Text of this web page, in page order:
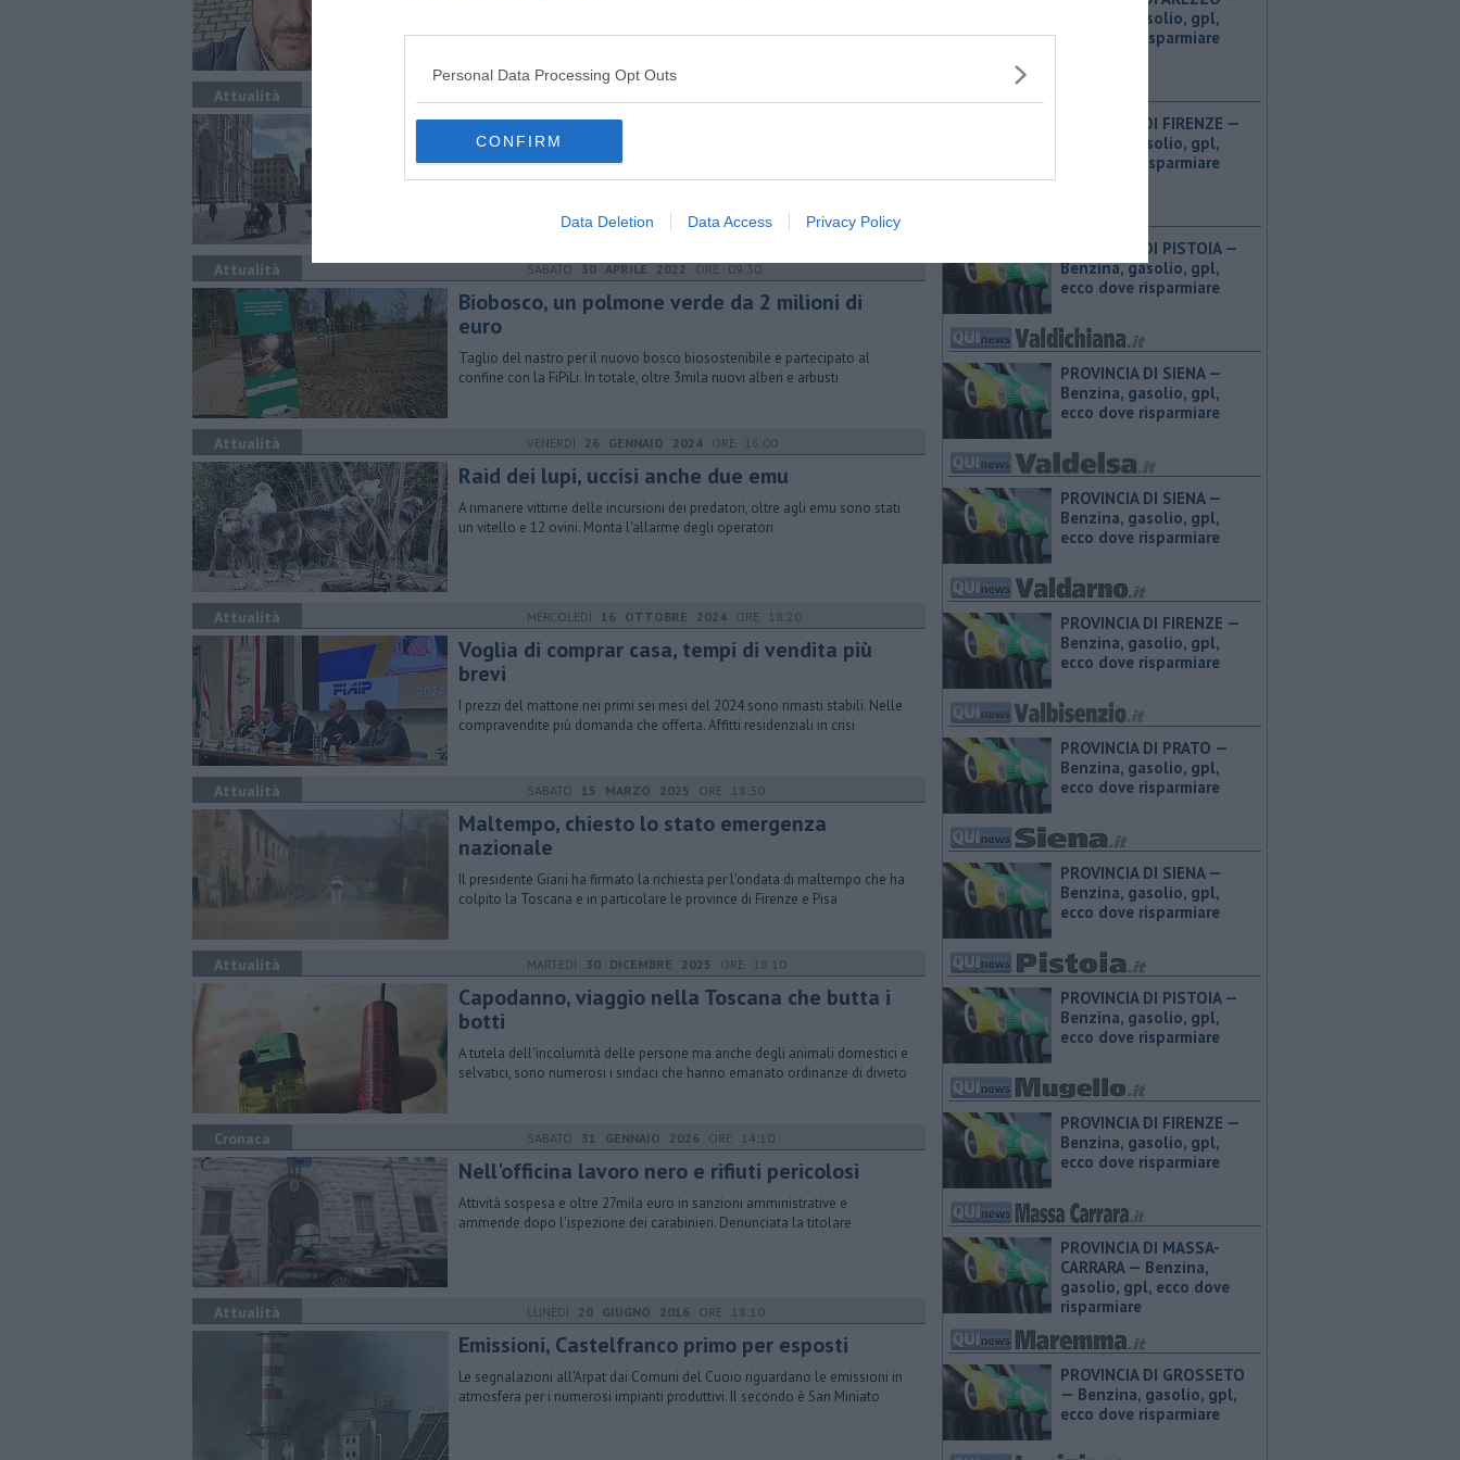
Personal Data Processing Opt Outs
CONFIRM
Data Deletion Data Access Privacy Policy
Attualità
Zone rosse, cinque giorni poi tutti in arancione
Il presidente della Regione Giani ha firmato le ordinanze che decretano la
zona rossa di Prato, Firenze e altri 9 Comuni fino alle 14 del 17 Aprile
Attualità SABATO 30 APRILE 2022 ORE 09:30
Biobosco, un polmone verde da 2 milioni di
euro
Taglio del nastro per il nuovo bosco biosostenibile e partecipato al
confine con la FiPiLi. In totale, oltre 3mila nuovi alberi e arbusti
Attualità VENERDÌ 26 GENNAIO 2024ORE 16:00
Raid dei lupi, uccisi anche due emu
A rimanere vittime delle incursioni dei predatori, oltre agli emu sono stati
un vitello e 12 ovini. Monta l'allarme degli operatori
Attualità MERCOLEDÌ 16 OTTOBRE 2024ORE 18:20
Voglia di comprar casa, tempi di vendita più
brevi
I prezzi del mattone nei primi sei mesi del 2024 sono rimasti stabili. Nelle
compravendite più domanda che offerta. Affitti residenziali in crisi
Attualità SABATO 15 MARZO 2025 ORE 18:30
Maltempo, chiesto lo stato emergenza
nazionale
Il presidente Giani ha firmato la richiesta per l'ondata di maltempo che ha
colpito la Toscana e in particolare le province di Firenze e Pisa
Attualità MARTEDÌ 30 DICEMBRE 2025 ORE 18:10
Capodanno, viaggio nella Toscana che butta i
botti
A tutela dell'incolumità delle persone ma anche degli animali domestici e
selvatici, sono numerosi i sindaci che hanno emanato ordinanze di divieto
Cronaca SABATO 31 GENNAIO 2026 ORE 14:10
Nell'officina lavoro nero e rifiuti pericolosi
Attività sospesa e oltre 27mila euro in sanzioni amministrative e
ammende dopo l'ispezione dei carabinieri. Denunciata la titolare
Attualità LUNEDÌ 20 GIUGNO 2016 ORE 18:10
Emissioni, Castelfranco primo per esposti
Le segnalazioni all'Arpat dai Comuni del Cuoio riguardano le emissioni in
atmosfera per i numerosi impianti produttivi. Il secondo è San Miniato
Benzina, gasolio, gpl,
ecco dove risparmiare
PROVINCIA DI FIRENZE — ​
Benzina, gasolio, gpl,
ecco dove risparmiare
PROVINCIA DI PISTOIA — ​
Benzina, gasolio, gpl,
ecco dove risparmiare
PROVINCIA DI SIENA — ​
Benzina, gasolio, gpl,
ecco dove risparmiare
PROVINCIA DI SIENA — ​
Benzina, gasolio, gpl,
ecco dove risparmiare
PROVINCIA DI FIRENZE — ​
Benzina, gasolio, gpl,
ecco dove risparmiare
PROVINCIA DI PRATO — ​
Benzina, gasolio, gpl,
ecco dove risparmiare
PROVINCIA DI SIENA — ​
Benzina, gasolio, gpl,
ecco dove risparmiare
PROVINCIA DI PISTOIA — ​
Benzina, gasolio, gpl,
ecco dove risparmiare
PROVINCIA DI FIRENZE — ​
Benzina, gasolio, gpl,
ecco dove risparmiare
PROVINCIA DI MASSA-
CARRARA — ​Benzina,
gasolio, gpl, ecco dove
risparmiare
PROVINCIA DI GROSSETO
— ​Benzina, gasolio, gpl,
ecco dove risparmiare